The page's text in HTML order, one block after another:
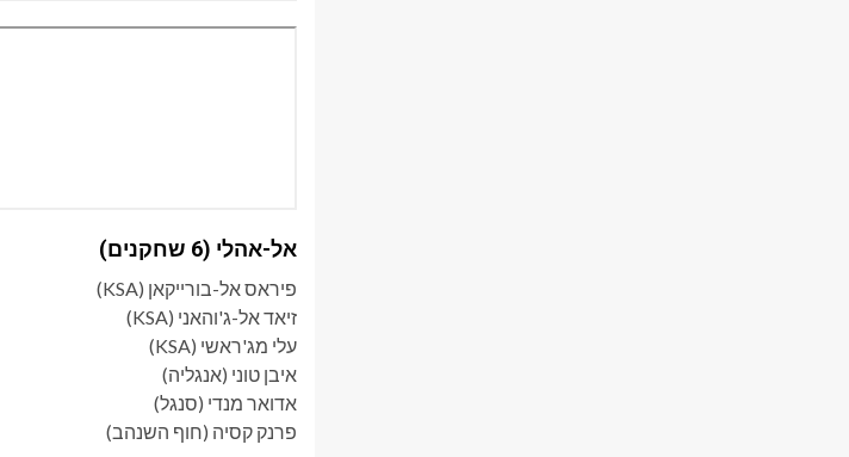
אל-אהלי (6 שחקנים)
פיראס אל-בורייקאן (KSA)
זיאד אל-ג'והאני (KSA)
עלי מג'ראשי (KSA)
איבן טוני (אנגליה)
אדואר מנדי (סנגל)
פרנק קסיה (חוף השנהב)